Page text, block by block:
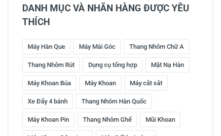
DANH MỤC VÀ NHÃN HÀNG ĐƯỢC YÊU
THÍCH
Máy Hàn Que Máy Mài Góc Thang Nhôm Chữ A
Thang Nhôm Rút Dụng cụ tổng hợp Mặt Nạ Hàn
Máy Khoan Búa Máy Khoan Máy cắt sắt
Xe Đẩy 4 bánh Thang Nhôm Hàn Quốc
Máy Khoan Pin Thang Nhôm Ghế Mũi Khoan